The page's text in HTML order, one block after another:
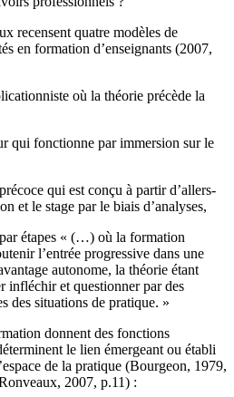
recensent quatre modèles de
en formation d’enseignants (2007,
où la théorie précède la
qui fonctionne par immersion sur le
qui est conçu à partir d’allers-
et le stage par le biais d’analyses,
étapes « (…) où la formation
l’entrée progressive dans une
autonome, la théorie étant
infléchir et questionner par des
des situations de pratique. »
donnent des fonctions
le lien émergeant ou établi
de la pratique (Bourgeon, 1979,
2007, p.11) :